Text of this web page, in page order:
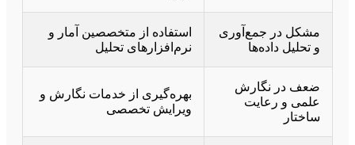
مشکل در جمع‌آوری
و تحلیل داده‌ها
استفاده از متخصصین آمار و
نرم‌افزارهای تحلیل
ضعف در نگارش
علمی و رعایت
ساختار
بهره‌گیری از خدمات نگارش و
ویرایش تخصصی